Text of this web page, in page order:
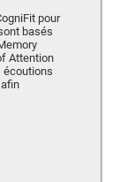
pour
basés
Attention
écoutions